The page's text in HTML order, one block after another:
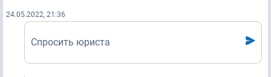
24.05.2022, 21:36
Спросить юриста